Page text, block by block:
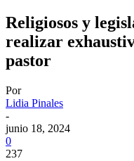
Religiosos y
realizar
pastor
Por
Lidia Pinales
-
junio 18, 2024
0
237